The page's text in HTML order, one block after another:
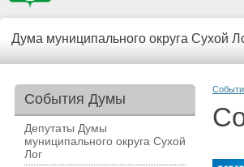
Дума муниципального округа Сухой
События Думы
Депутаты Думы
муниципального округа Сухой
Лог